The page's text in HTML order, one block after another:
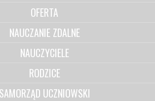
OFERTA
NAUCZANIE ZDALNE
NAUCZYCIELE
RODZICE
SAMORZĄD UCZNIOWSKI